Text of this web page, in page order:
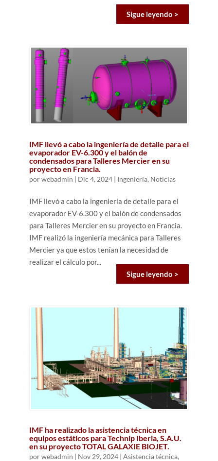
Sigue leyendo >
IMF llevó a cabo la ingeniería de detalle para el
evaporador EV-6.300 y el balón de
condensados para Talleres Mercier en su
proyecto en Francia.
porwebadmin | Dic 4, 2024| Ingeniería, Noticias
IMF llevó a cabo la ingeniería de detalle para el
evaporador EV-6.300 y el balón de condensados
para Talleres Mercier en su proyecto en Francia.
IMF realizó la ingeniería mecánica para Talleres
Mercier ya que estos tenían la necesidad de
realizar el cálculo por...
Sigue leyendo >
IMF ha realizado la asistencia técnica en
equipos estáticos para Technip Iberia, S.A.U.
en su proyecto TOTAL GALAXIE BIOJET.
porwebadmin | Nov 29, 2024| Asistencia técnica,